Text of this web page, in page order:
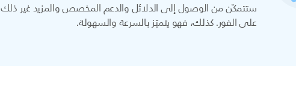
ستتمكّن من الوصول إلى الدلائل والدعم المخصص والمزيد غير ذلك
على الفور. كذلك، فهو يتميّز بالسرعة والسهولة.